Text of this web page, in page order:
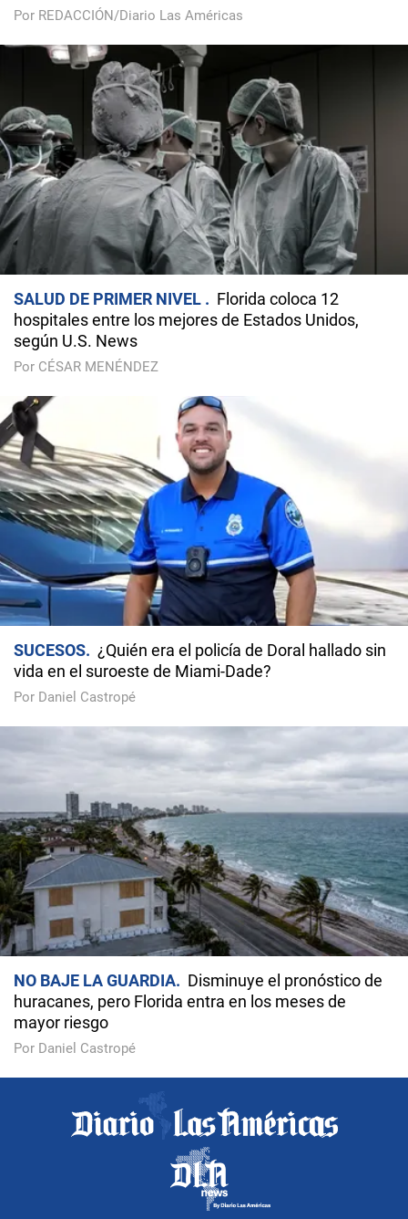
Por REDACCIÓN/Diario Las Américas
SALUD DE PRIMER NIVEL
Florida coloca 12
hospitales entre los mejores de Estados Unidos,
según U.S. News
Por CÉSAR MENÉNDEZ
SUCESOS
¿Quién era el policía de Doral hallado sin
vida en el suroeste de Miami-Dade?
Por Daniel Castropé
NO BAJE LA GUARDIA
Disminuye el pronóstico de
huracanes, pero Florida entra en los meses de
mayor riesgo
Por Daniel Castropé